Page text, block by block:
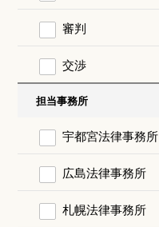
審判
交渉
担当事務所
宇都宮法律事務所
広島法律事務所
札幌法律事務所